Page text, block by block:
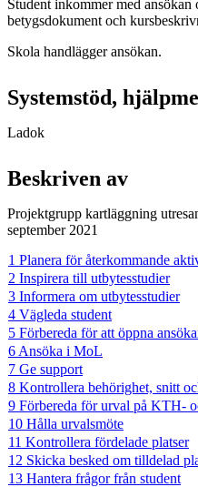
Student inkommer med
betygsdokument och
Skola handlägger ansökan.
Systemstöd,
Ladok
Beskriven av
Projektgrupp kartläggning
september 2021
1 Planera för återkommande
2 Inspirera till utbytesstudier
3 Informera om utbytesstudier
4 Vägleda student
5 Förbereda för att öppna
6 Ansöka i MoL
7 Ge support
8 Kontrollera behörighet, snitt
9 Förbereda för urval på KTH-
10 Hålla urvalsmöte
11 Kontrollera fördelade platser
12 Skicka besked om tilldelad
13 Hantera frågor från student